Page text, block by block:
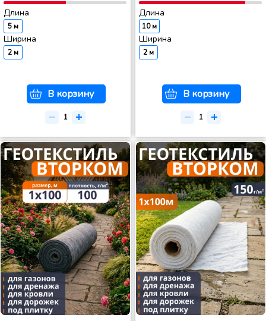
Длина
5 м
Ширина
2 м
В корзину
Длина
10 м
Ширина
2 м
В корзину